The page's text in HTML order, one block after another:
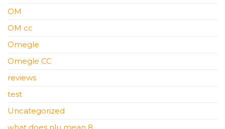
OM
OM cc
Omegle
Omegle CC
reviews
test
Uncategorized
what does nlu mean 8